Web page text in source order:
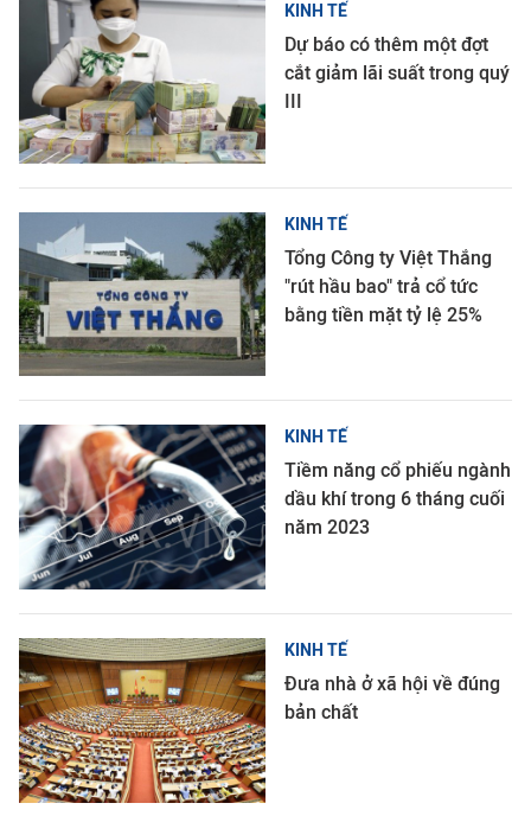
KINH TẾ
Dự báo có thêm một đợt
cắt giảm lãi suất trong quý
III
KINH TẾ
Tổng Công ty Việt Thắng
"rút hầu bao" trả cổ tức
bằng tiền mặt tỷ lệ 25%
KINH TẾ
Tiềm năng cổ phiếu ngành
dầu khí trong 6 tháng cuối
năm 2023
KINH TẾ
Đưa nhà ở xã hội về đúng
bản chất